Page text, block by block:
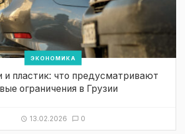
ЭКОНОМИКА
и пластик: что предусматривают
ограничения в Грузии
13.02.2026 0